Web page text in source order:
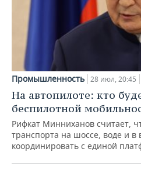
Промышленность 28 июл, 20:45
На автопилоте: кто
беспилотной
Рифкат Минниханов считает,
транспорта на шоссе, воде и в
координировать с единой